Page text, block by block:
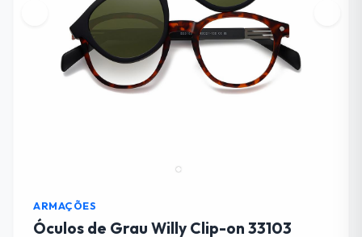
ARMAÇÕES
Óculos de Grau Willy Clip-on 33103